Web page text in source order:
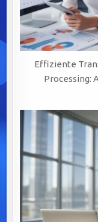
Effiziente
Processing: